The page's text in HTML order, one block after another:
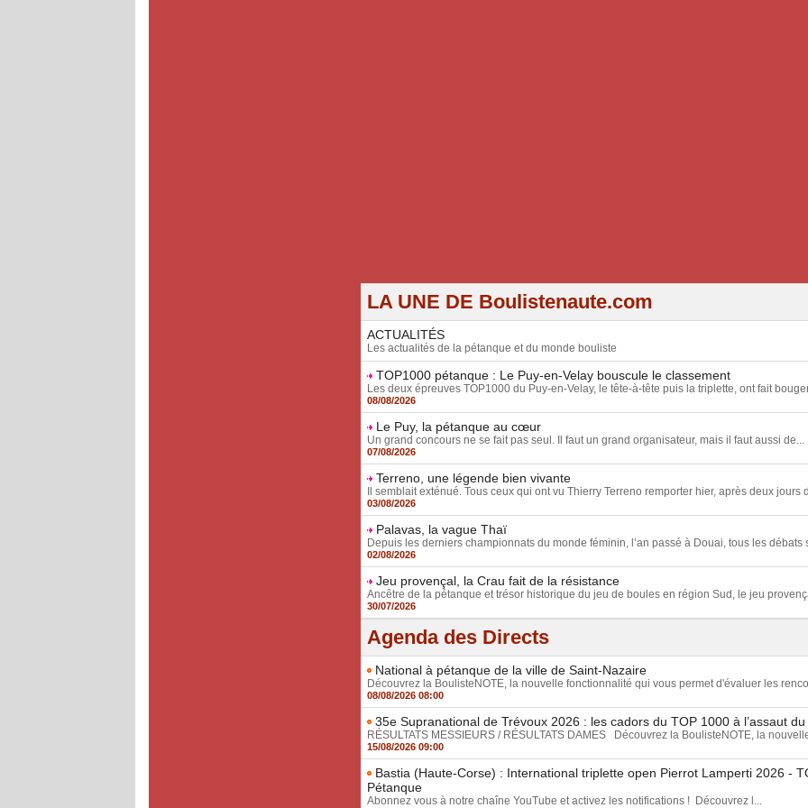
LA UNE DE Boulistenaute.com
ACTUALITÉS
Les actualités de la pétanque et du monde bouliste
TOP1000 pétanque : Le Puy-en-Velay bouscule le classement
Les deux épreuves TOP1000 du Puy-en-Velay, le tête-à-tête puis la triplette, ont fait bouger
08/08/2026
Le Puy, la pétanque au cœur
Un grand concours ne se fait pas seul. Il faut un grand organisateur, mais il faut aussi de...
07/08/2026
Terreno, une légende bien vivante
Il semblait exténué. Tous ceux qui ont vu Thierry Terreno remporter hier, après deux jours
03/08/2026
Palavas, la vague Thaï
Depuis les derniers championnats du monde féminin, l’an passé à Douai, tous les débats
02/08/2026
Jeu provençal, la Crau fait de la résistance
Ancêtre de la pétanque et trésor historique du jeu de boules en région Sud, le jeu
30/07/2026
Agenda des Directs
National à pétanque de la ville de Saint-Nazaire
Découvrez la BoulisteNOTE, la nouvelle fonctionnalité qui vous permet d'évaluer les
08/08/2026 08:00
35e Supranational de Trévoux 2026 : les cadors du TOP 1000 à l’assaut du
RÉSULTATS MESSIEURS / RÉSULTATS DAMES Découvrez la BoulisteNOTE, la
15/08/2026 09:00
Bastia (Haute-Corse) : International triplette open Pierrot Lamperti 2026 -
Pétanque
Abonnez vous à notre chaîne YouTube et activez les notifications ! Découvrez l...